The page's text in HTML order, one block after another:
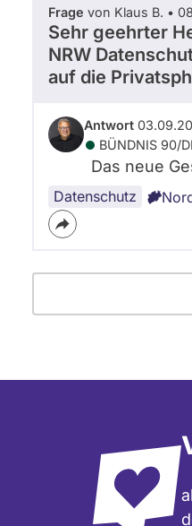
Frage von Klaus B. •
Sehr geehrter
NRW
auf die
Antwort
BÜNDNIS 90/­
Das neue
Datenschutz